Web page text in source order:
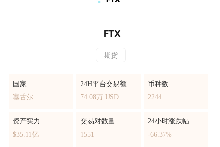
FTX
期货
国家
塞舌尔
24H平台交易额
74.08万 USD
币种数
2244
资产实力
$35.11亿
交易对数量
1551
24小时涨跌幅
-66.37%